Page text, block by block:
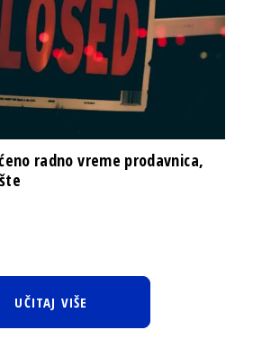
radno vreme prodavnica,
UČITAJ VIŠE